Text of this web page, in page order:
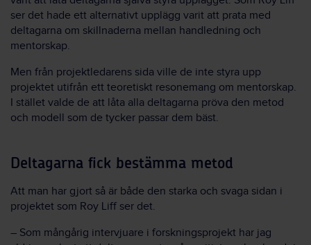
ser det hade ett alternativt upplägg varit att prata med
deltagarna om skillnaderna mellan handledning och
mentorskap.
Men från projektledarens sida ville de inte styra upp
projektet utifrån ett teoretiskt resonemang om mentorskap.
I stället valde de att låta alla deltagarna pröva den metod
och modell som de tycker passar dem bäst.
Deltagarna fick bestämma metod
Att man har gjort så är både den starka och svaga sidan i
projektet som Roy Liff ser det.
– Som mångårig intervjuare i forskningsprojekt har jag